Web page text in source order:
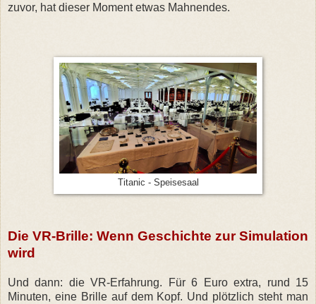
zuvor, hat dieser Moment etwas Mahnendes.
Titanic - Speisesaal
Die VR-Brille: Wenn Geschichte zur Simulation
wird
Und dann: die VR-Erfahrung. Für 6 Euro extra, rund 15
Minuten, eine Brille auf dem Kopf. Und plötzlich steht man